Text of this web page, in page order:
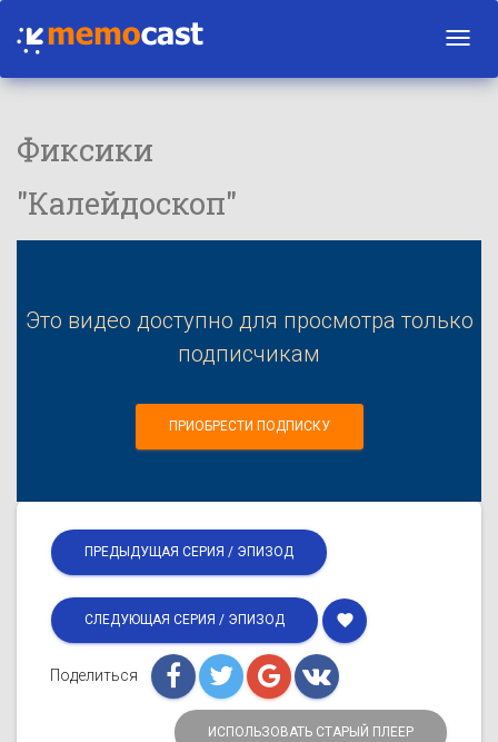
Фиксики
"Калейдоскоп"
Это видео доступно для просмотра только
подписчикам
ПРИОБРЕСТИ ПОДПИСКУ
ПРЕДЫДУЩАЯ СЕРИЯ / ЭПИЗОД
СЛЕДУЮЩАЯ СЕРИЯ / ЭПИЗОД favorite
Поделиться
ИСПОЛЬЗОВАТЬ СТАРЫЙ ПЛЕЕР